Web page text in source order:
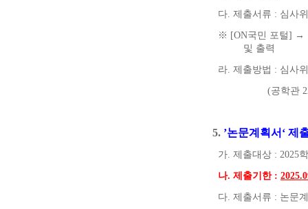
다. 제출서류 : 심사
※ [ON국민 포털] →
및 출력
라. 제출방법 : 심사
(공학관
5. ’논문계획서 ‘ 제
가. 제출대상 : 2025
나. 제출기한 :
다. 제출서류 : 논문